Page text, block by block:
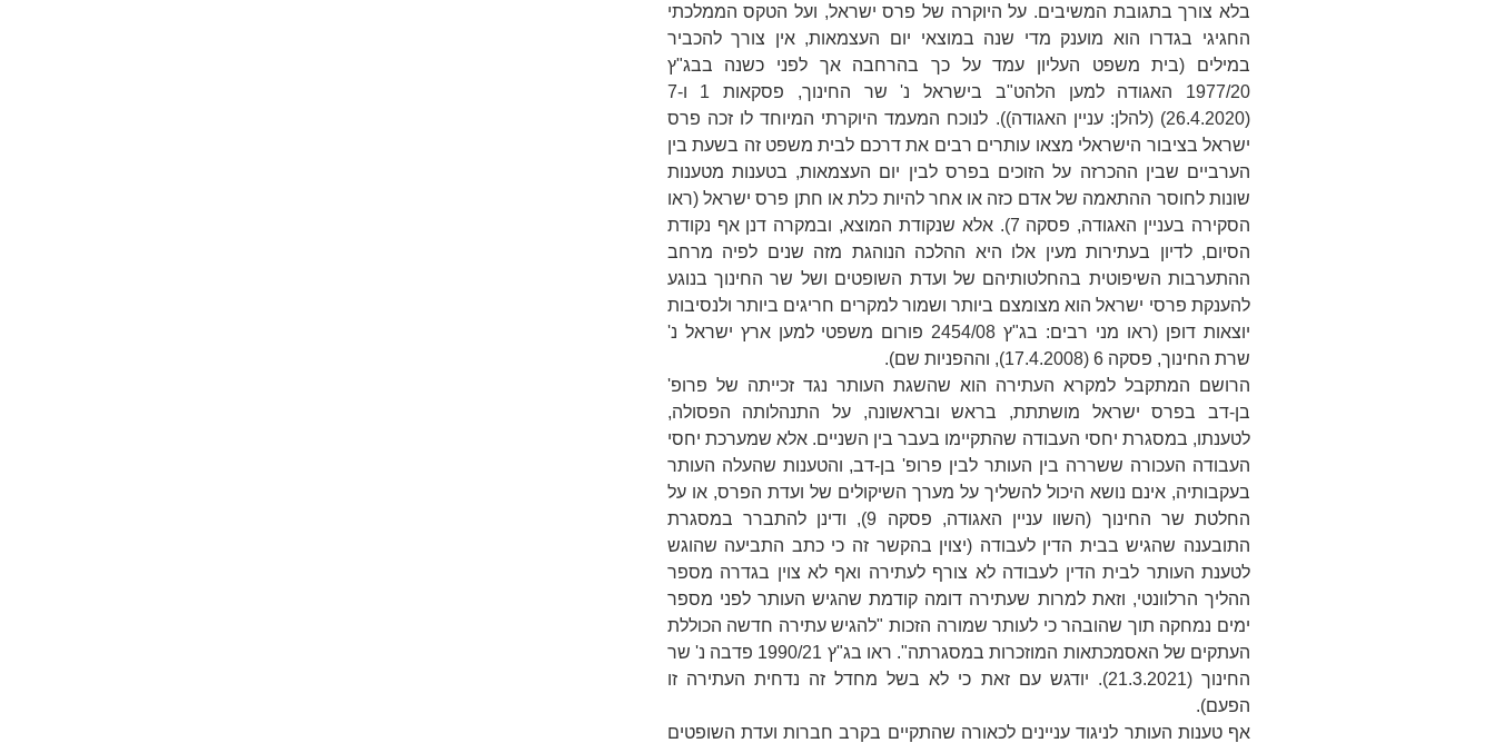
בלא צורך בתגובת המשיבים. על היוקרה של פרס ישראל, ועל הטקס הממלכתי
החגיגי בגדרו הוא מוענק מדי שנה במוצאי יום העצמאות, אין צורך להכביר
במילים (בית משפט העליון עמד על כך בהרחבה אך לפני כשנה בבג"ץ
1977/20
האגודה למען הלהט"ב בישראל נ' שר החינוך
, פסקאות 1 ו-7
(26.4.2020) (להלן:
עניין האגודה)). לנוכח המעמד היוקרתי המיוחד לו זכה פרס
ישראל בציבור הישראלי מצאו עותרים רבים את דרכם לבית משפט זה בשעת בין
הערביים שבין ההכרזה על הזוכים בפרס לבין יום העצמאות, בטענות מטענות
שונות לחוסר ההתאמה של אדם כזה או אחר להיות כלת או חתן פרס ישראל (ראו
הסקירה בעניין האגודה
, פסקה 7). אלא שנקודת המוצא, ובמקרה דנן אף נקודת
הסיום, לדיון בעתירות מעין אלו היא ההלכה הנוהגת מזה שנים לפיה מרחב
ההתערבות השיפוטית בהחלטותיהם של ועדת השופטים ושל שר החינוך בנוגע
להענקת פרסי ישראל הוא מצומצם ביותר ושמור למקרים חריגים ביותר ולנסיבות
יוצאות דופן (ראו מני רבים: בג"ץ 2454/08
פורום משפטי למען ארץ ישראל נ'
שרת החינוך, פסקה 6 (17.4.2008), וההפניות שם).
הרושם המתקבל למקרא העתירה הוא שהשגת העותר נגד זכייתה של פרופ'
בן-דב בפרס ישראל מושתתת, בראש ובראשונה, על התנהלותה הפסולה,
לטענתו, במסגרת יחסי העבודה שהתקיימו בעבר בין השניים. אלא שמערכת יחסי
העבודה העכורה ששררה בין העותר לבין פרופ' בן-דב, והטענות שהעלה העותר
בעקבותיה, אינם נושא היכול להשליך על מערך השיקולים של ועדת הפרס, או על
החלטת שר החינוך (השוו עניין האגודה
, פסקה 9), ודינן להתברר במסגרת
התובענה שהגיש בבית הדין לעבודה (יצוין בהקשר זה כי כתב התביעה שהוגש
לטענת העותר לבית הדין לעבודה לא צורף לעתירה ואף לא צוין בגדרה מספר
ההליך הרלוונטי, וזאת למרות שעתירה דומה קודמת שהגיש העותר לפני מספר
ימים נמחקה תוך שהובהר כי לעותר שמורה הזכות "להגיש עתירה חדשה הכוללת
העתקים של האסמכתאות המוזכרות במסגרתה". ראו בג"ץ 1990/21
פדבה נ' שר
החינוך
(21.3.2021). יודגש עם זאת כי לא בשל מחדל זה נדחית העתירה זו
הפעם).
אף טענות העותר לניגוד עניינים לכאורה שהתקיים בקרב חברות ועדת השופטים